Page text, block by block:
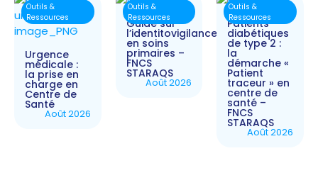
Urgence
médicale :
la prise en
charge en
Centre de
Santé
Août 2026
Outils &
Ressources
Guide sur
l’identitovigilance
en soins
primaires –
FNCS
STARAQS
Août 2026
Outils &
Ressources
Patients
diabétiques
de type 2 :
la
démarche «
Patient
traceur » en
centre de
santé –
FNCS
STARAQS
Août 2026
Outils &
Ressources